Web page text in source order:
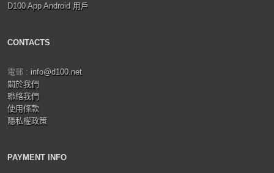
D100 App Android 用戶
CONTACTS
電郵 : info@d100.net
關於我們
聯絡我們
使用條款
隱私權政策
PAYMENT INFO